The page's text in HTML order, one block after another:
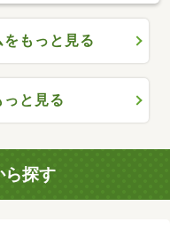
もっと見る
と見る
ら探す